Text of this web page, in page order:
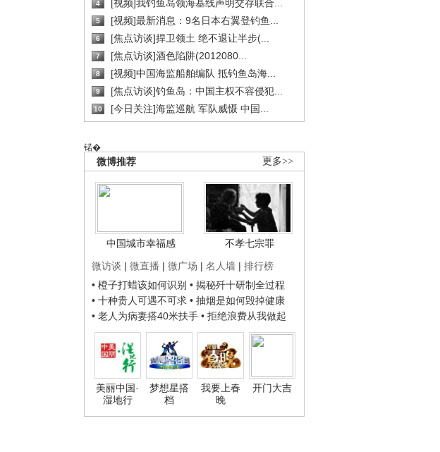
4 [视频]我钓鱼岛领海基线声明交存联合...
5 [视频]最新消息：9名日本右翼登钓鱼...
6 [焦点访谈]捍卫领土 绝不退让半步(...
7 [焦点访谈]酒色陷阱(2012080...
8 [视频]中国海监船舶编队 抵钓鱼岛海...
9 [焦点访谈]钓鱼岛：中国主权不容侵犯...
10 [今日关注]海监巡航 军队威慑 中国...
锘�
更多>>
微博推荐
中国城市幸福感
不孝七宗罪
微访谈 | 微直播 | 微广场 | 名人墙 | 排行榜
• 橙子打蜡该如何识别 • 揭秘歼十研制全过程
• 十种贵人可遇不可求 • 抽烟是如何毁掉健康
• 老人为病妻搭40米扶手 • 拒绝浪费从我做起
美丽中国·
湿地行
梦想星搭
档
我要上春
晚
开门大吉